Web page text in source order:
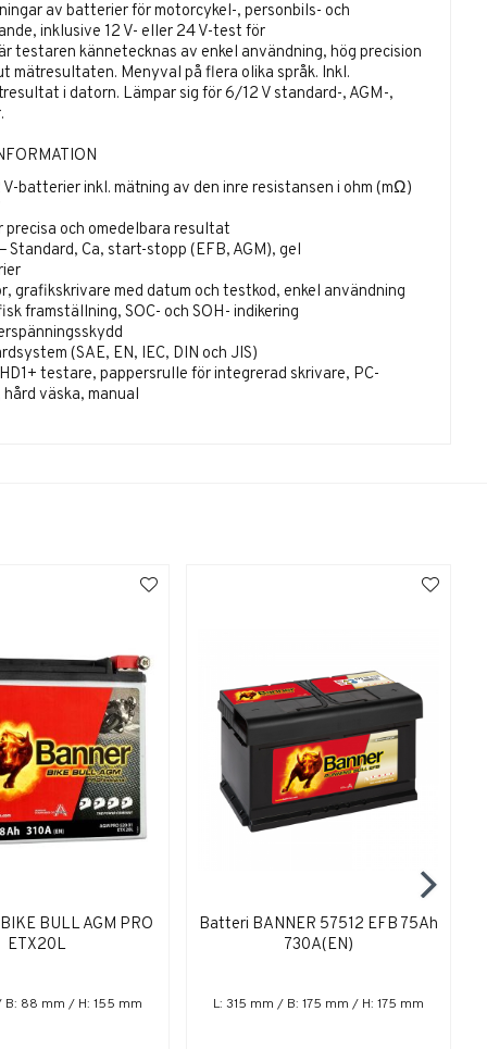
av batterier för motorcykel-, personbils- och
inklusive 12 V- eller 24 V-test för
testaren kännetecknas av enkel användning, hög precision
mätresultaten. Menyval på flera olika språk. Inkl.
i datorn. Lämpar sig för 6/12 V standard-, AGM-,
V-batterier inkl. mätning av den inre resistansen i ohm (mΩ)
och omedelbara resultat
Ca, start-stopp (EFB, AGM), gel
grafikskrivare med datum och testkod, enkel användning
framställning, SOC- och SOH- indikering
(SAE, EN, IEC, DIN och JIS)
testare, pappersrulle för integrerad skrivare, PC-
väska, manual
BULL AGM PRO
ETX20L
B: 88 mm / H: 155 mm
Batteri BANNER 57512 EFB 75Ah
730A(EN)
L: 315 mm / B: 175 mm / H: 175 mm